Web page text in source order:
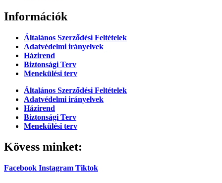
Információk
Általános Szerződési Feltételek
Adatvédelmi irányelvek
Házirend
Biztonsági Terv
Menekülési terv
Általános Szerződési Feltételek
Adatvédelmi irányelvek
Házirend
Biztonsági Terv
Menekülési terv
Kövess minket:
Facebook Instagram Tiktok